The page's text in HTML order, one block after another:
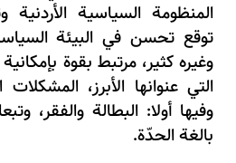
المنظومة السياسية الأردنية
توقع تحسن في البيئة
وغيره كثير، مرتبط بقوة
التي عنوانها الأبرز، المشكلات
بالغة الحدّة.